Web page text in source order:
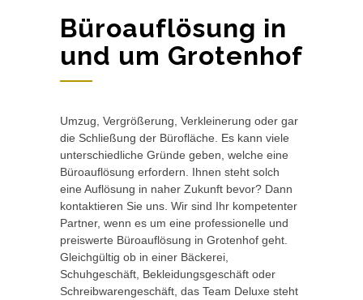
Büroauflösung in
und um Grotenhof
Umzug, Vergrößerung, Verkleinerung oder gar
die Schließung der Bürofläche. Es kann viele
unterschiedliche Gründe geben, welche eine
Büroauflösung erfordern. Ihnen steht solch
eine Auflösung in naher Zukunft bevor? Dann
kontaktieren Sie uns. Wir sind Ihr kompetenter
Partner, wenn es um eine professionelle und
preiswerte Büroauflösung in Grotenhof geht.
Gleichgültig ob in einer Bäckerei,
Schuhgeschäft, Bekleidungsgeschäft oder
Schreibwarengeschäft, das Team Deluxe steht